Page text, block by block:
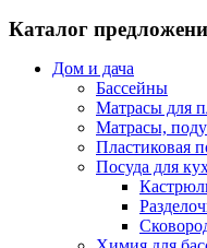
Каталог
Дом и дача
Бассейны
Матрасы для
Матрасы,
Пластиковая
Посуда для